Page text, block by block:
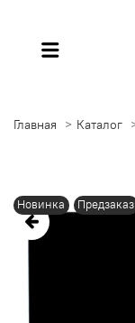
Главная Каталог
Новинка Предзаказ